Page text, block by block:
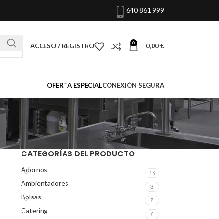
640 861 999
ACCESO / REGISTRO 0 0,00€
OFERTA ESPECIALCONEXIÓN SEGURA
CATEGORÍAS DEL PRODUCTO
Adornos 16
Ambientadores 3
Bolsas 8
Catering 6